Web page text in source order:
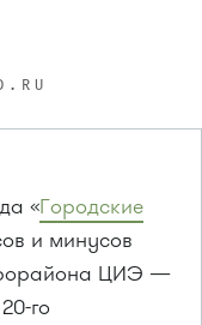
«Городские
и минусов
ЦИЭ —
го